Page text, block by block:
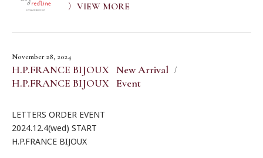
〉VIEW MORE
November 28, 2024
H.P.FRANCE BIJOUX New Arrival
H.P.FRANCE BIJOUX Event
LETTERS ORDER EVENT
2024.12.4(wed) START
H.P.FRANCE BIJOUX